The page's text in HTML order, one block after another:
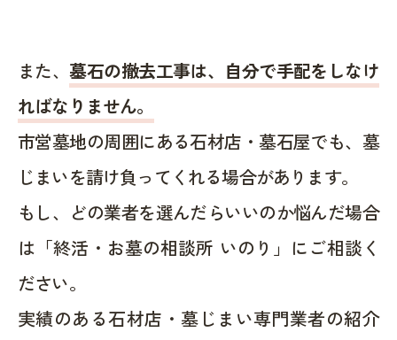
また、墓石の撤去工事は、自分で手配をしなけ
ればなりません。
市営墓地の周囲にある石材店・墓石屋でも、墓
じまいを請け負ってくれる場合があります。
もし、どの業者を選んだらいいのか悩んだ場合
は「終活・お墓の相談所 いのり」にご相談く
ださい。
実績のある石材店・墓じまい専門業者の紹介